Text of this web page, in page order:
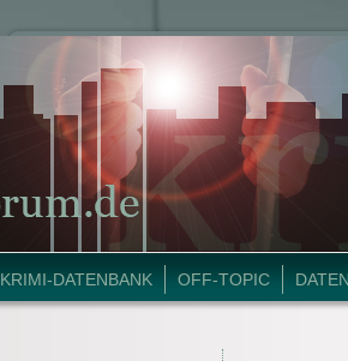
KRIMI-DATENBANK OFF-TOPIC